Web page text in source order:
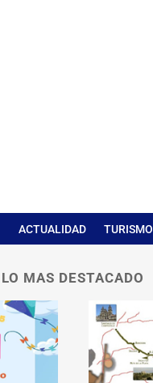
ACTUALIDAD TURISMO
LO MAS DESTACADO